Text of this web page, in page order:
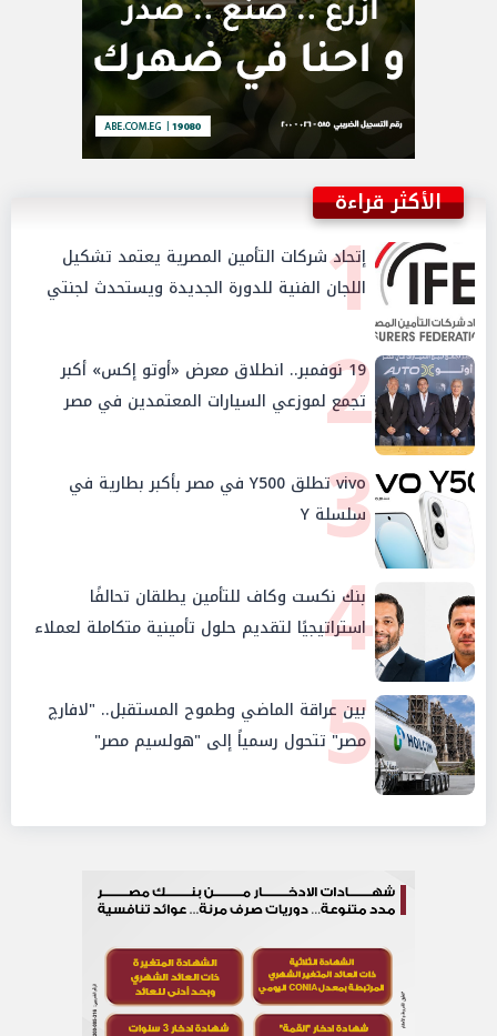
الأكثر قراءة
1
إتحاد شركات التأمين المصرية يعتمد تشكيل
اللجان الفنية للدورة الجديدة ويستحدث لجنتي
الأمن السيبراني والإستثمار والإدخار
219 نوفمبر.. انطلاق معرض «أوتو إكس» أكبر
تجمع لموزعي السيارات المعتمدين في مصر
3
vivo تطلق Y500 في مصر بأكبر بطارية في
سلسلة Y
4
بنك نكست وكاف للتأمين يطلقان تحالفًا
استراتيجيًا لتقديم حلول تأمينية متكاملة لعملاء
البنك
5
بين عراقة الماضي وطموح المستقبل.. "لافارچ
مصر" تتحول رسمياً إلى "هولسيم مصر"